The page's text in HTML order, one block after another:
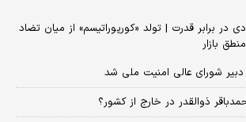
در برابر قدرت | تولد «کورپوراتیسم» از میان تضاد
بازار
شورای عالی امنیت ملی شد
ذوالقدر در خارج از کشور؟